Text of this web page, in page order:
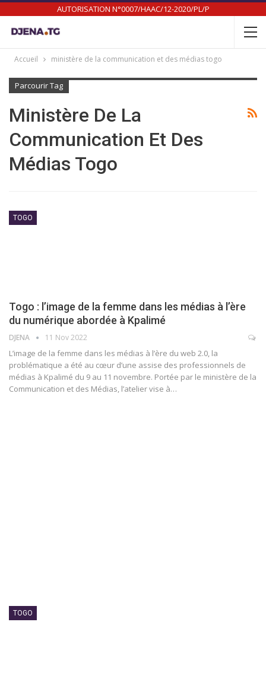
AUTORISATION N°0007/HAAC/12-2020/PL/P
Accueil ministère de la communication et des médias togo
Parcourir Tag
Ministère De La
Communication Et Des
Médias Togo
TOGO
Togo : l’image de la femme dans les médias à l’ère
du numérique abordée à Kpalimé
DJENA 11 Nov 2022
L’image de la femme dans les médias à l’ère du web 2.0, la
problématique a été au cœur d’une assise des professionnels de
médias à Kpalimé du 9 au 11 novembre. Portée par le ministère de la
Communication et des Médias, l’atelier vise à…
TOGO